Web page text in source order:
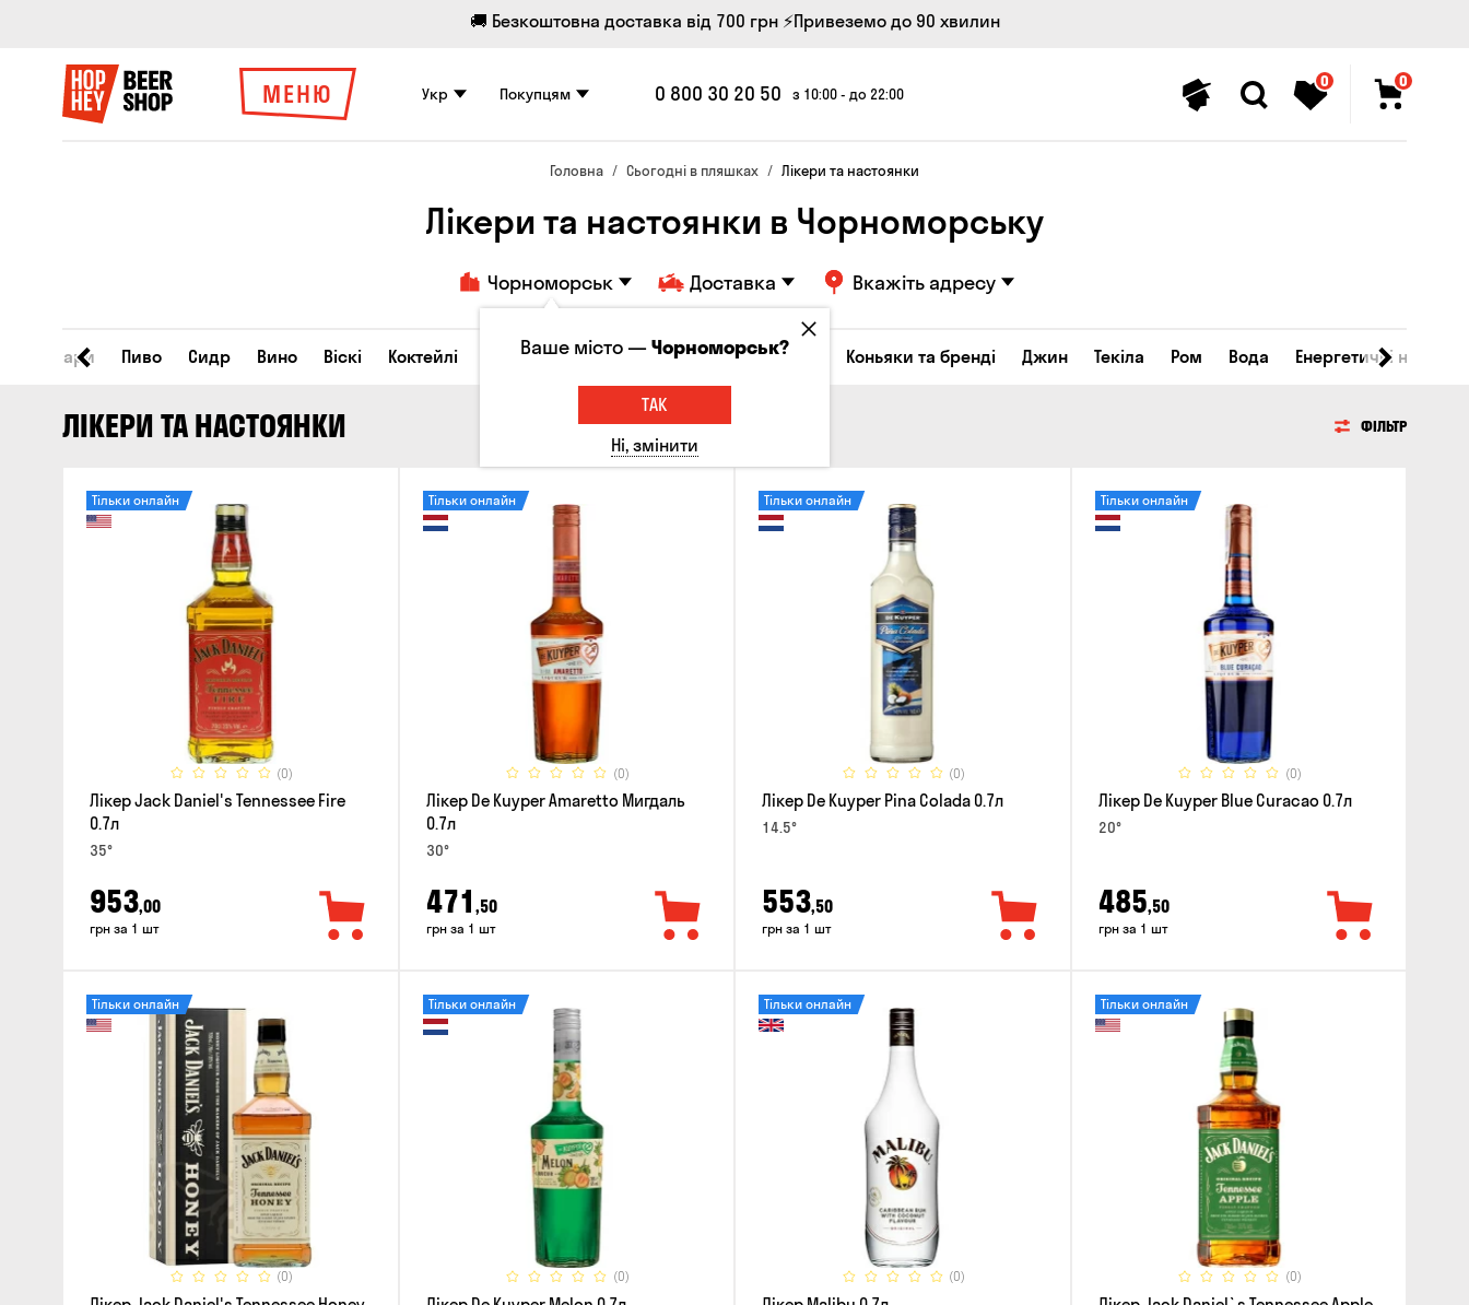
🚚 Безкоштовна доставка від 700 грн ⚡Привеземо до 90 хвилин
МЕНЮ Укр Покупцям 0 800 30 20 50 з 10:00 - до 22:00
0 0
Головна Сьогодні в пляшках Лікери та настоянки
Лікери та настоянки в Чорноморську
Чорноморськ Доставка Вкажіть адресу
Всі товари Пиво Сидр Вино Віскі Коктейлі Горілка Соджу Лікери та настоянки Коньяки та бренді Джин Текіла Ром Вода Енергетичні напої
ЛІКЕРИ ТА НАСТОЯНКИ ФІЛЬТР
(0)
Тільки онлайн
Лікер Jack Daniel's Tennessee Fire
0.7л
35°
953,00
грн за 1 шт
(0)
Тільки онлайн
Лікер De Kuyper Amaretto Мигдаль
0.7л
30°
471 ,50
грн за 1 шт
(0)
Тільки онлайн
Лікер De Kuyper Pina Colada 0.7л
14.5°
553,50
грн за 1 шт
(0)
Тільки онлайн
Лікер De Kuyper Blue Curacao 0.7л
20°
485,50
грн за 1 шт
(0)
Тільки онлайн
(0)
Тільки онлайн
(0)
Тільки онлайн
(0)
Тільки онлайн
Ваше місто —Чорноморськ?
ТАК
Ні, змінити